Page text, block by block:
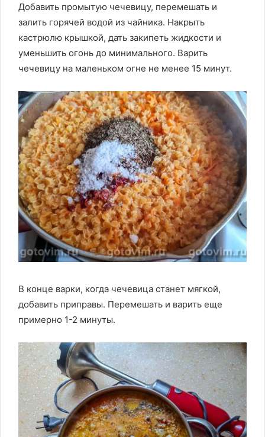
Добавить промытую чечевицу, перемешать и
залить горячей водой из чайника. Накрыть
кастрюлю крышкой, дать закипеть жидкости и
уменьшить огонь до минимального. Варить
чечевицу на маленьком огне не менее 15 минут.
В конце варки, когда чечевица станет мягкой,
добавить приправы. Перемешать и варить еще
примерно 1-2 минуты.